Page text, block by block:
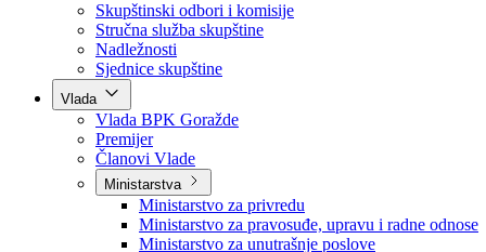
Poslanici po strankama
Poslanici po klubovima naroda
Kolegij skupštine
Skupštinski odbori i komisije
Stručna služba skupštine
Nadležnosti
Sjednice skupštine
Vlada
Vlada BPK Goražde
Premijer
Članovi Vlade
Ministarstva